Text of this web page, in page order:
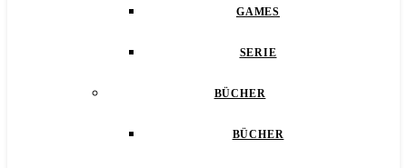
GAMES
SERIE
BÜCHER
BÜCHER